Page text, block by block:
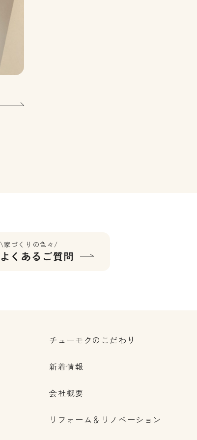
\家づくりの色々/
よくあるご質問
チューモクのこだわり
新着情報
会社概要
リフォーム＆リノベーション